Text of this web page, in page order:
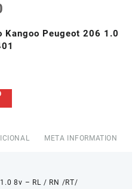
atual
é:
Kangoo Peugeot 206 1.0
META INFORMATION
8v – RL / RN /RT/